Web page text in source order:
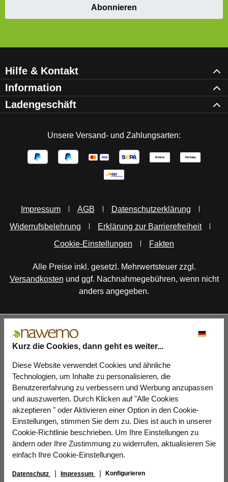
Kurz die Cookies, dann geht es weiter...
Diese Website verwendet Cookies und ähnliche
Technologien, um Inhalte zu personalisieren, die
Benutzererfahrung zu verbessern und Werbung anzupassen
und auszuwerten. Durch Klicken auf "Alle Cookies
akzeptieren " oder Aktivieren einer Option in den Cookie-
Einstellungen, stimmen Sie dem zu. Dies ist auch in unserer
Cookie-Richtlinie beschrieben. Um Ihre Einstellungen zu
ändern oder Ihre Zustimmung zu widerrufen, aktualisieren Sie
einfach Ihre Cookie-Einstellungen.
Datenschutz Impressum Konfigurieren
Abonnieren
Hilfe & Kontakt
Information
Ladengeschäft
Unsere Versand- und Zahlungsarten:
Impressum AGB
Datenschutzerklärung
Widerrufsbelehrung
Erklärung zur Barrierefreiheit
Cookie-Einstellungen
Fakten
Alle Preise inkl. gesetzl. Mehrwertsteuer zzgl.
Versandkosten und ggf. Nachnahmegebühren, wenn nicht
anders angegeben.